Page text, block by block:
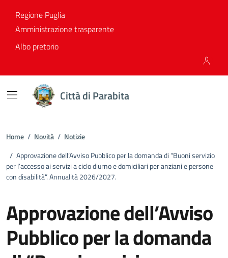
Regione Puglia
Amministrazione trasparente
Albo pretorio
Città di Parabita
Home / Novità / Notizie
/ Approvazione dell’Avviso Pubblico per la domanda di “Buoni servizio
per l’accesso ai servizi a ciclo diurno e domiciliari per anziani e persone
con disabilità”. Annualità 2026/2027.
Approvazione dell’Avviso
Pubblico per la domanda